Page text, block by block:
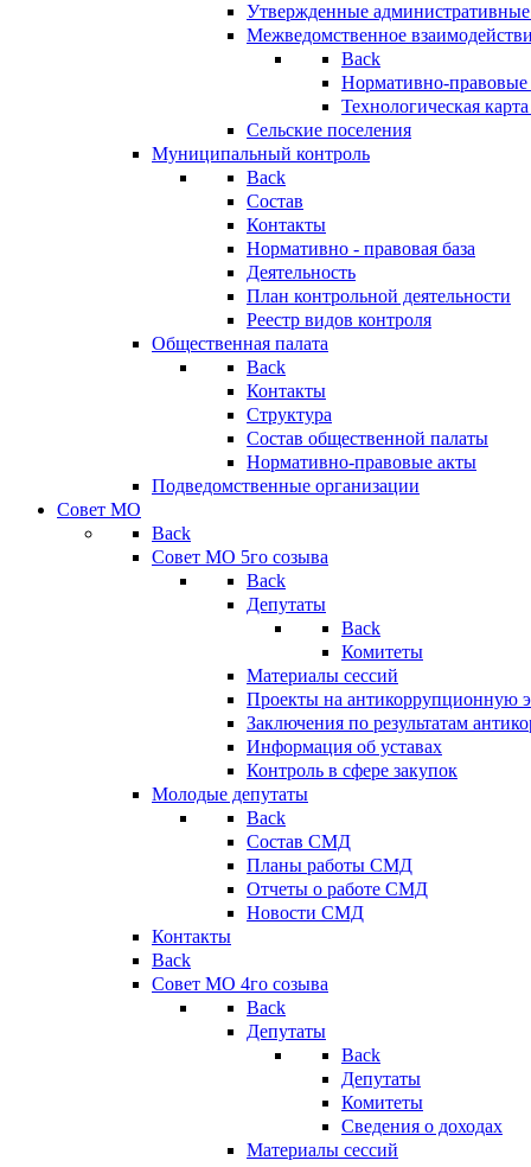
Утвержденные
Межведомственное
Back
Нормативно-правовые
Технологическая
Сельские поселения
Муниципальный контроль
Back
Состав
Контакты
Нормативно - правовая база
Деятельность
План контрольной деятельности
Реестр видов контроля
Общественная палата
Back
Контакты
Структура
Состав общественной палаты
Нормативно-правовые акты
Подведомственные организации
Совет МО
Back
Совет МО 5го созыва
Back
Депутаты
Back
Комитеты
Материалы сессий
Проекты на антикоррупционную
Заключения по результатам
Информация об уставах
Контроль в сфере закупок
Молодые депутаты
Back
Состав СМД
Планы работы СМД
Отчеты о работе СМД
Новости СМД
Контакты
Back
Совет МО 4го созыва
Back
Депутаты
Back
Депутаты
Комитеты
Сведения о доходах
Материалы сессий